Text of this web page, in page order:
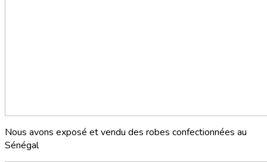
Nous avons exposé et vendu des robes confectionnées au
Sénégal